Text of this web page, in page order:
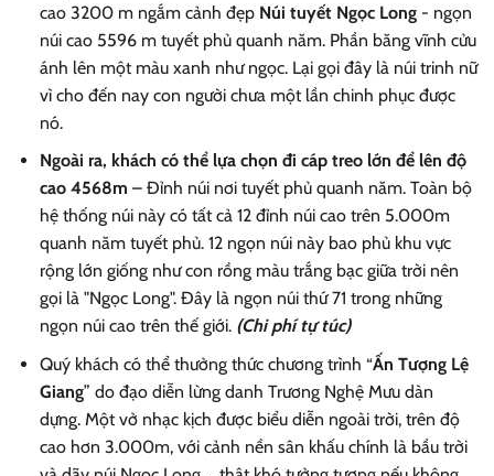
cao 3200 m ngắm cảnh đẹp Núi tuyết Ngọc Long- ngọn
núi cao 5596 m tuyết phủ quanh năm. Phần băng vĩnh cửu
ánh lên một màu xanh như ngọc. Lại gọi đây là núi trinh nữ
vì cho đến nay con người chưa một lần chinh phục được
nó.
Ngoài ra, khách có thể lựa chọn đi cáp treo lớn để lên độ
cao 4568m – Đỉnh núi nơi tuyết phủ quanh năm. Toàn bộ
hệ thống núi này có tất cả 12 đỉnh núi cao trên 5.000m
quanh năm tuyết phủ. 12 ngọn núi này bao phủ khu vực
rộng lớn giống như con rồng màu trắng bạc giữa trời nên
gọi là "Ngọc Long". Đây là ngọn núi thứ 71 trong những
ngọn núi cao trên thế giới. (Chi phí tự túc)
Quý khách có thể thưởng thức chương trình “Ấn Tượng Lệ
Giang” do đạo diễn lừng danh Trương Nghệ Mưu dàn
dựng. Một vở nhạc kịch được biểu diễn ngoài trời, trên độ
cao hơn 3.000m, với cảnh nền sân khấu chính là bầu trời